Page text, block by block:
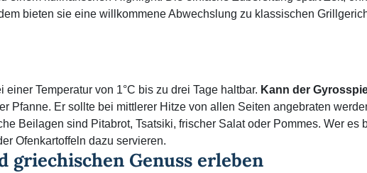
bieten sie eine willkommene Abwechslung zu klassischen
einer Temperatur von 1°C bis zu drei Tage haltbar. Kann der
Pfanne. Er sollte bei mittlerer Hitze von allen Seiten angebraten
Beilagen sind Pitabrot, Tsatsiki, frischer Salat oder Pommes. Wer es
Ofenkartoffeln dazu servieren.
griechischen Genuss erleben